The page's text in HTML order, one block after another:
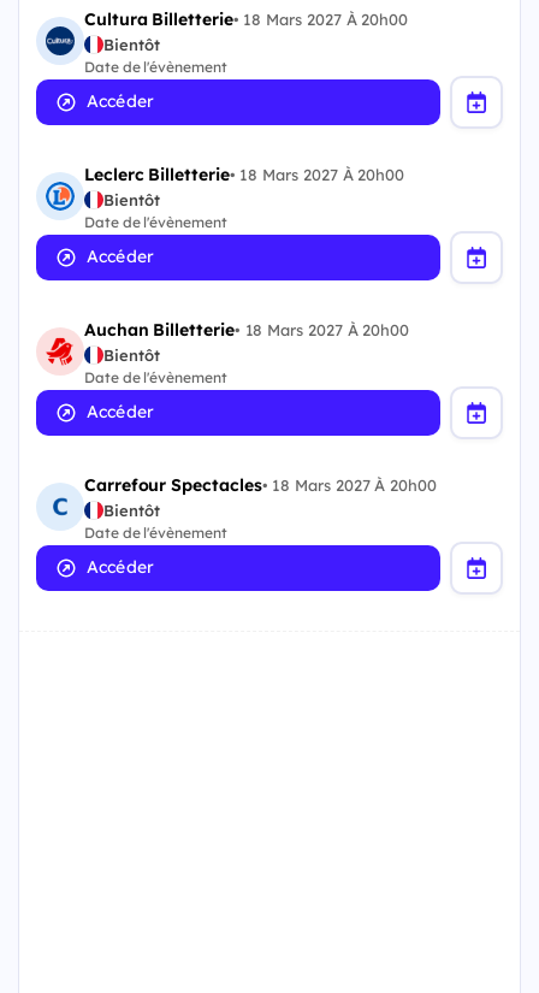
Cultura Billetterie• 18 Mars 2027 À 20h00
Bientôt
Date de l'évènement
Accéder
Leclerc Billetterie• 18 Mars 2027 À 20h00
Bientôt
Date de l'évènement
Accéder
Auchan Billetterie• 18 Mars 2027 À 20h00
Bientôt
Date de l'évènement
Accéder
Carrefour Spectacles• 18 Mars 2027 À 20h00
Bientôt
Date de l'évènement
Accéder